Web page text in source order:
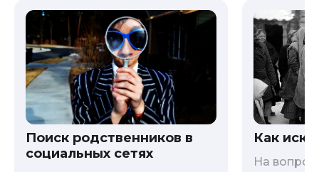
Поиск родственников в
социальных сетях
Как
На вопрос